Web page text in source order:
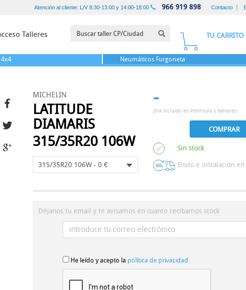
Atención al cliente: L/V 8:30-13:00 y 14:00-18:00 966 919 898 Contacto
Talleres TU CARRITO
4x4 Neumáticos Furgoneta
MICHELIN
LATITUDE
DIAMARIS
315/35R20 106W
315/35R20 106W - 0 €
-
(IVA incluído en Península y Baleares)
COMPRAR
Sin stock
Envío e instalación en
Déjanos tu email y te avisamos en cuanto recibamos stock
He leído y acepto la política de privacidad